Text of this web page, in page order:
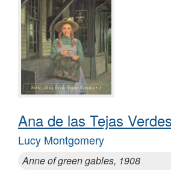
Ana de las Tejas Verdes
Lucy Montgomery
Anne of green gables, 1908